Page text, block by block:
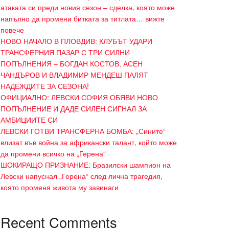
атаката си преди новия сезон – сделка, която може
напълно да промени битката за титлата… вижте
повече
НОВО НАЧАЛО В ПЛОВДИВ: КЛУБЪТ УДАРИ
ТРАНСФЕРНИЯ ПАЗАР С ТРИ СИЛНИ
ПОПЪЛНЕНИЯ – БОГДАН КОСТОВ, АСЕН
ЧАНДЪРОВ И ВЛАДИМИР МЕНДЕШ ПАЛЯТ
НАДЕЖДИТЕ ЗА СЕЗОНА!
ОФИЦИАЛНО: ЛЕВСКИ СОФИЯ ОБЯВИ НОВО
ПОПЪЛНЕНИЕ И ДАДЕ СИЛЕН СИГНАЛ ЗА
АМБИЦИИТЕ СИ
ЛЕВСКИ ГОТВИ ТРАНСФЕРНА БОМБА: „Сините“
влизат във война за африкански талант, който може
да промени всичко на „Герена“
ШОКИРАЩО ПРИЗНАНИЕ: Бразилски шампион на
Левски напуснал „Герена“ след лична трагедия,
която променя живота му завинаги
Recent Comments